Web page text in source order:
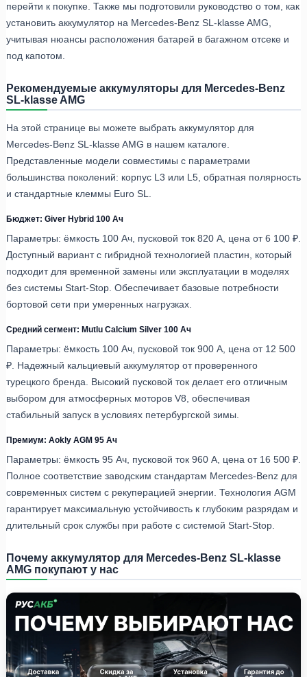
перейти к покупке. Также мы подготовили руководство о том, как
установить аккумулятор на Mercedes-Benz SL-klasse AMG,
учитывая нюансы расположения батарей в багажном отсеке и
под капотом.
Рекомендуемые аккумуляторы для Mercedes-Benz
SL-klasse AMG
На этой странице вы можете выбрать аккумулятор для
Mercedes-Benz SL-klasse AMG в нашем каталоге.
Представленные модели совместимы с параметрами
большинства поколений: корпус L3 или L5, обратная полярность
и стандартные клеммы Euro SL.
Бюджет: Giver Hybrid 100 Ач
Параметры: ёмкость 100 Ач, пусковой ток 820 А, цена от 6 100 ₽.
Доступный вариант с гибридной технологией пластин, который
подходит для временной замены или эксплуатации в моделях
без системы Start-Stop. Обеспечивает базовые потребности
бортовой сети при умеренных нагрузках.
Средний сегмент: Mutlu Calcium Silver 100 Ач
Параметры: ёмкость 100 Ач, пусковой ток 900 А, цена от 12 500
₽. Надежный кальциевый аккумулятор от проверенного
турецкого бренда. Высокий пусковой ток делает его отличным
выбором для атмосферных моторов V8, обеспечивая
стабильный запуск в условиях петербургской зимы.
Премиум: Aokly AGM 95 Ач
Параметры: ёмкость 95 Ач, пусковой ток 960 А, цена от 16 500 ₽.
Полное соответствие заводским стандартам Mercedes-Benz для
современных систем с рекуперацией энергии. Технология AGM
гарантирует максимальную устойчивость к глубоким разрядам и
длительный срок службы при работе с системой Start-Stop.
Почему аккумулятор для Mercedes-Benz SL-klasse
AMG покупают у нас